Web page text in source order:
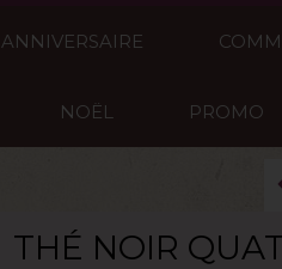
ANNIVERSAIRE
NOËL PROMO
THÉ NOIR